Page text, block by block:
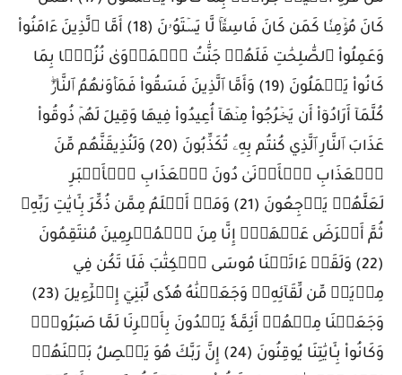
كَانَ مُؤۡمِنٗا كَمَن كَانَ فَاسِقٗاۚ لَّا يَسۡتَوُۥنَ (18) أَمَّا ٱلَّذِينَ ءَامَنُواْ
وَعَمِلُواْ ٱلصَّٰلِحَٰتِ فَلَهُمۡ جَنَّٰتُ ٱلۡمَأۡوَىٰ نُزُلَۢا بِمَا
كَانُواْ يَعۡمَلُونَ (19) وَأَمَّا ٱلَّذِينَ فَسَقُواْ فَمَأۡوَىٰهُمُ ٱلنَّارُۖ
كُلَّمَآ أَرَادُوٓاْ أَن يَخۡرُجُواْ مِنۡهَآ أُعِيدُواْ فِيهَا وَقِيلَ لَهُمۡ ذُوقُواْ
عَذَابَ ٱلنَّارِ ٱلَّذِي كُنتُم بِهِۦ تُكَذِّبُونَ (20) وَلَنُذِيقَنَّهُم مِّنَ
ٱلۡعَذَابِ ٱلۡأَدۡنَىٰ دُونَ ٱلۡعَذَابِ ٱلۡأَكۡبَرِ
لَعَلَّهُمۡ يَرۡجِعُونَ (21) وَمَنۡ أَظۡلَمُ مِمَّن ذُكِّرَ بِـَٔايَٰتِ رَبِّهِۦ
ثُمَّ أَعۡرَضَ عَنۡهَآۚ إِنَّا مِنَ ٱلۡمُجۡرِمِينَ مُنتَقِمُونَ
(22) وَلَقَدۡ ءَاتَيۡنَا مُوسَى ٱلۡكِتَٰبَ فَلَا تَكُن فِي
مِرۡيَةٖ مِّن لِّقَآئِهِۦۖ وَجَعَلۡنَٰهُ هُدٗى لِّبَنِيٓ إِسۡرَٰٓءِيلَ (23)
وَجَعَلۡنَا مِنۡهُمۡ أَئِمَّةٗ يَهۡدُونَ بِأَمۡرِنَا لَمَّا صَبَرُواْۖ
وَكَانُواْ بِـَٔايَٰتِنَا يُوقِنُونَ (24) إِنَّ رَبَّكَ هُوَ يَفۡصِلُ بَيۡنَهُمۡ